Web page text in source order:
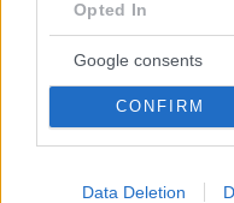
Opted In
Google consents
CONFIRM
Data Deletion
Οικογενειακή
γιος οι νεκροί από
Βίντεο ντοκουμέντο
σύγκρουσης